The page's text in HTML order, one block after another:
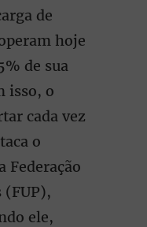
de
hoje
de sua
isso, o
cada vez
o
Federação
(FUP),
ele,